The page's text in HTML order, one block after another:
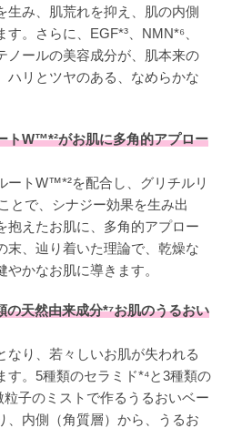
生み、肌荒れを抑え、肌の内側
す。さらに、EGF*³、NMN*⁶、
ノールの美容成分が、肌本来の
ハリとツヤのある、なめらかな
トW™*²がお肌に多角的アプロー
ートW™*²を配合し、グリチルリ
とで、シナジー効果を生み出
抱えたお肌に、多角的アプロー
末、辿り着いた理論で、乾燥な
かなお肌に導きます。
の天然由来成分*⁷お肌のうるおい
なり、若々しいお肌が失われる
す。5種類のセラミド*⁴と3種類の
粒子のミストで作るうるおいベー
、内側（角質層）から、うるお